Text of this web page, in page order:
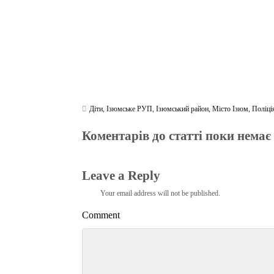
Діти ,Ізюмське РУП ,Ізюмський район ,Місто Ізюм ,
Коментарів до статті поки немає
Leave a Reply
Your email address will not be published.
Comment